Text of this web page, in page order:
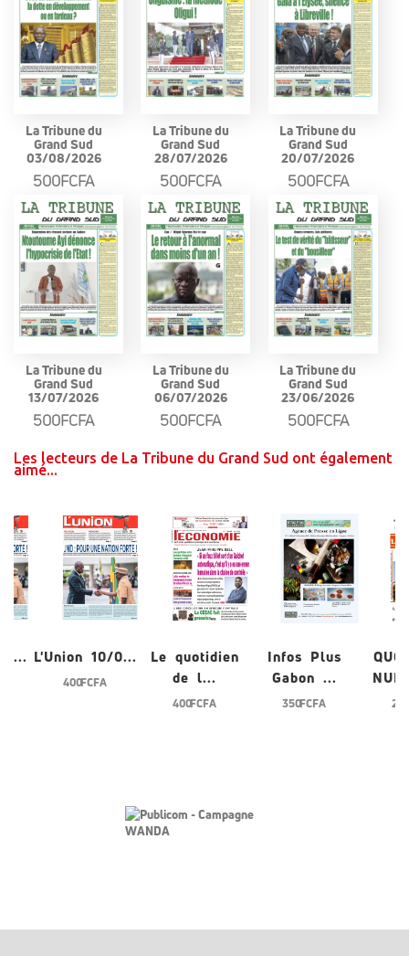
La Tribune du
Grand Sud
03/08/2026
500FCFA
La Tribune du
Grand Sud
28/07/2026
500FCFA
La Tribune du
Grand Sud
20/07/2026
500FCFA
La Tribune du
Grand Sud
13/07/2026
500FCFA
La Tribune du
Grand Sud
06/07/2026
500FCFA
La Tribune du
Grand Sud
23/06/2026
500FCFA
Les lecteurs de La Tribune du Grand Sud ont également
aimé...
0... L'Union 10/0...
400 FCFA
Le quotidien
de l...
400 FCFA
Infos Plus
Gabon ...
350 FCFA